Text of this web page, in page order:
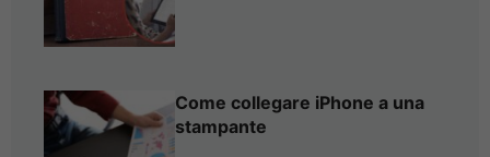
Come collegare iPhone a una
stampante